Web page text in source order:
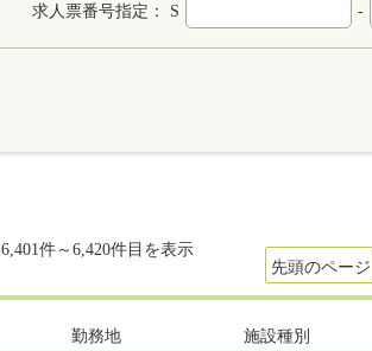
求人票番号指定： S -
件～6,420件目を表示
先頭のページ
勤務地 施設種別